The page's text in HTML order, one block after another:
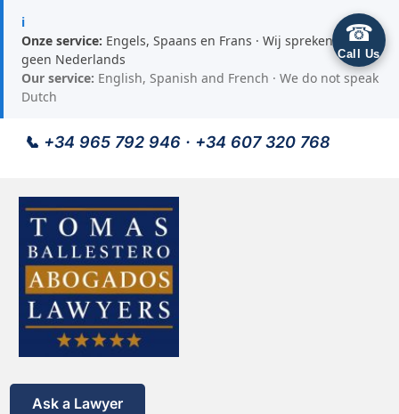
ℹ
Onze service: Engels, Spaans en Frans · Wij spreken
geen Nederlands
Our service: English, Spanish and French · We do not speak
Dutch
📞 +34 965 792 946 · +34 607 320 768
Ask a Lawyer
☎
Call Us